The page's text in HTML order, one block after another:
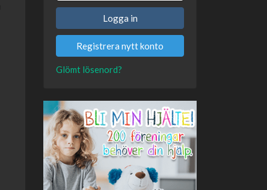
Logga in
Registrera nytt konto
Glömt lösenord?